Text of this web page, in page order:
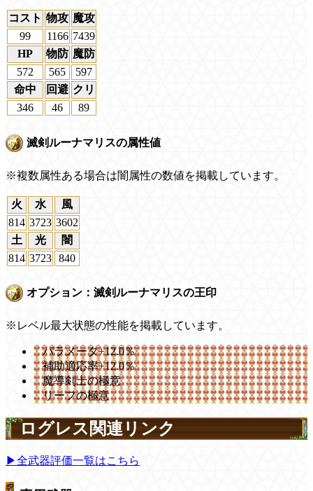
コスト 物攻 魔攻
99
1166 7439
HP
物防 魔防
572
565
597
命中
回避 クリ
346
46 89
滅剣ルーナマリスの属性値
※複数属性ある場合は闇属性の数値を掲載しています。
火 水
風
814 3723 3602
土
光
闇
814 3723 840
オプション：滅剣ルーナマリスの王印
※レベル最大状態の性能を掲載しています。
パラメータ+12.0％
補助適応率+12.0％
魔導剣士の極意
リーフの極意
ログレス関連リンク
▶全武器評価一覧はこちら